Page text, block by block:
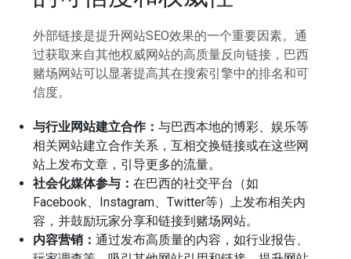
外部链接是提升网站SEO效果的一个重要因素。通
过获取来自其他权威网站的高质量反向链接，巴西
赌场网站可以显著提高其在搜索引擎中的排名和可
信度。
与行业网站建立合作：与巴西本地的博彩、娱乐等
相关网站建立合作关系，互相交换链接或在这些网
站上发布文章，引导更多的流量。
社会化媒体参与：在巴西的社交平台（如
Facebook、Instagram、Twitter等）上发布相关内
容，并鼓励玩家分享和链接到赌场网站。
内容营销：通过发布高质量的内容，如行业报告、